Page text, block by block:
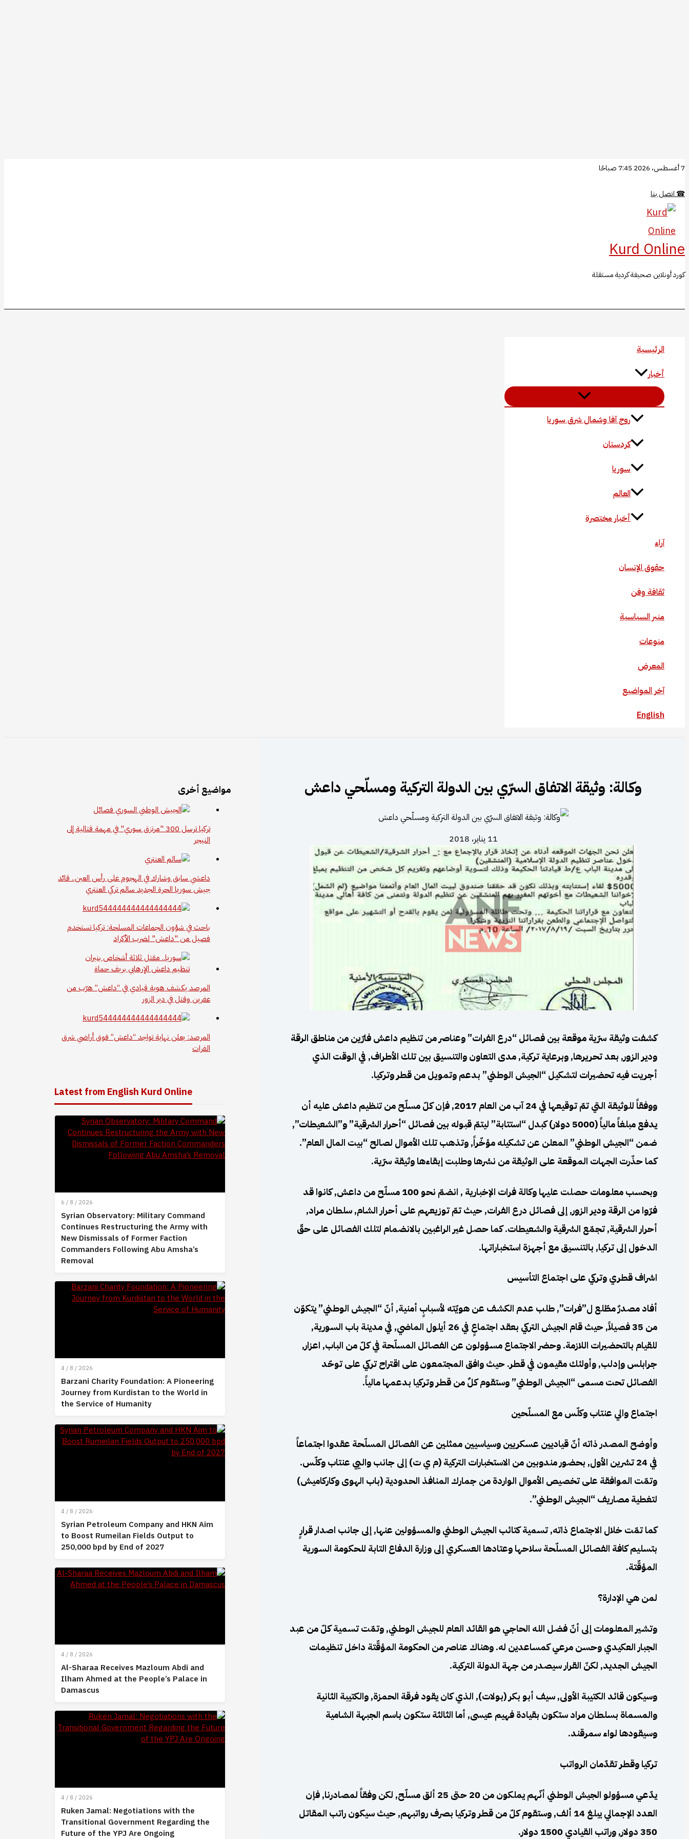
تخطي
المحتوى
7 أغسطس، 2026 7:45 صباحًا
☎ اتصل بنا
Kurd Online
كورد أونلاين صحيفة كردية مستقلة
الرئيسية
أخبار
روج آفا وشمال شرق سوريا
كردستان
سوريا
العالم
أخبار مختصرة
آراء
حقوق الإنسان
ثقافة وفن
منبر السياسية
منوعات
المعرض
آخر المواضيع
English
وكالة: وثيقة الاتفاق السرّي بين الدولة التركية ومسلّحي داعش
11 يناير، 2018
كشفت وثيقة سرّية موقعة بين فصائل “درع الفرات” وعناصر من تنظيم داعش فارّين من مناطق الرقة
ودير الزور, بعد تحريرها, وبرعاية تركية, مدى التعاون والتنسيق بين تلك الأطراف, في الوقت الذي
أجريت فيه تحضيرات لتشكيل “الجيش الوطني” بدعم وتمويل من قطر وتركيا.
ووفقاً للوثيقة التي تمّ توقيعها في 24 آب من العام 2017, فإن كلّ مسلّح من تنظيم داعش عليه أن
يدفع مبلغاً مالياً (5000 دولار) كبدل “استتابة” ليتمّ قبوله بين فصائل “أحرار الشرقية” و”الشعيطات”,
ضمن “الجيش الوطني” المعلن عن تشكيله مؤخّراً, وتذهب تلك الأموال لصالح “بيت المال العام”.
كما حذّرت الجهات الموقعة على الوثيقة من نشرها وطلبت إبقاءها وثيقة سرّية.
وبحسب معلومات حصلت عليها وكالة فرات الإخبارية , انضمّ نحو 100 مسلّح من داعش, كانوا قد
فرّوا من الرقة ودير الزور, إلى فصائل درع الفرات, حيث تمّ توزيعهم على أحرار الشام, سلطان مراد,
أحرار الشرقية, تجمّع الشرقية والشعيطات. كما حصل غير الراغبين بالانضمام لتلك الفصائل على حقّ
الدخول إلى تركيا, بالتنسيق مع أجهزة استخباراتها.
اشراف قطري وتركي على اجتماع التأسيس
أفاد مصدرٌ مطّلع ل”فرات”, طلب عدم الكشف عن هويّته لأسبابٍ أمنية, أنّ “الجيش الوطني” يتكوّن
من 35 فصيلاً, حيث قام الجيش التركي بعقد اجتماعٍ في 26 أيلول الماضي, في مدينة باب السورية,
للقيام بالتحضيرات اللازمة. وحضر الاجتماع مسؤولون عن الفصائل المسلّحة في كلّ من الباب, اعزار,
جرابلس وإدلب, وأولئك مقيمون في قطر. حيث وافق المجتمعون على اقتراح تركي على توحّد
الفصائل تحت مسمى “الجيش الوطني” وستقوم كلٌ من قطر وتركيا بدعمها مالياً.
اجتماع والي عنتاب وكلّس مع المسلّحين
وأوضح المصدر ذاته أنّ قياديين عسكريين وسياسيين ممثلين عن الفصائل المسلّحة عقدوا اجتماعاً
في 24 تشرين الأول, بحضور مندوبين من الاستخبارات التركية (م ي ت) إلى جانب واليي عنتاب وكلّس.
وتمّت الموافقة على تخصيص الأموال الواردة من جمارك المنافذ الحدودية (باب الهوى وكاركاميش)
لتغطية مصاريف “الجيش الوطني”.
كما تمّت خلال الاجتماع ذاته, تسمية كتائب الجيش الوطني والمسؤولين عنها, إلى جانب اصدار قرارٍ
بتسليم كافة الفصائل المسلّحة سلاحها وعتادها العسكري إلى وزارة الدفاع التابة للحكومة السورية
المؤقّتة.
لمن هي الإدارة؟
وتشير المعلومات إلى أنّ فضل الله الحاجي هو القائد العام للجيش الوطني, وتمّت تسمية كلّ من عبد
الجبار العكيدي وحسن مرعي كمساعدين له. وهناك عناصر من الحكومة المؤقّتة داخل تنظيمات
الجيش الجديد, لكنّ القرار سيصدر من جهة الدولة التركية.
وسيكون قائد الكتيبة الأولى, سيف أبو بكر (بولات), الذي كان يقود فرقة الحمزة, والكتيبة الثانية
والمسماة بسلطان مراد ستكون بقيادة فهيم عيسى, أما الثالثة ستكون باسم الجبهة الشامية
وسيقودها لواء سمرقند.
تركيا وقطر تقدّمان الرواتب
يدّعي مسؤولو الجيش الوطني أنّهم يملكون من 20 حتى 25 ألق مسلّح, لكن وفقاً لمصادرنا, فإن
العدد الإجمالي يبلغ 14 ألف, وستقوم كلّ من قطر وتركيا بصرف رواتبهم, حيث سيكون راتب المقاتل
350 دولار, وراتب القيادي 1500 دولار.
مواضيع أخرى
تركيا ترسل 300 "مرتزق سوري" في مهمة قتالية إلى
النيجر
داعشي سابق وشارك في الهجوم على رأس العين.. قائد
جيش سوريا الحرة الجديد سالم تركي العنتري
باحث في شؤون الجماعات المسلحة: تركيا تستخدم
فصيل من "داعش" لضرب الأكراد
المرصد يكشف هوية قيادي في “داعش” هرّب من
عفرين وقتل في دير الزور
المرصد: يعلن نهاية تواجد “داعش” فوق أراضي شرق
الفرات
Latest from English Kurd Online
6 / 8 / 2026
Syrian Observatory: Military Command
Continues Restructuring the Army with
New Dismissals of Former Faction
Commanders Following Abu Amsha’s
Removal
4 / 8 / 2026
Barzani Charity Foundation: A Pioneering
Journey from Kurdistan to the World in
the Service of Humanity
4 / 8 / 2026
Syrian Petroleum Company and HKN Aim
to Boost Rumeilan Fields Output to
250,000 bpd by End of 2027
4 / 8 / 2026
Al-Sharaa Receives Mazloum Abdi and
Ilham Ahmed at the People’s Palace in
Damascus
4 / 8 / 2026
Ruken Jamal: Negotiations with the
Transitional Government Regarding the
Future of the YPJ Are Ongoing